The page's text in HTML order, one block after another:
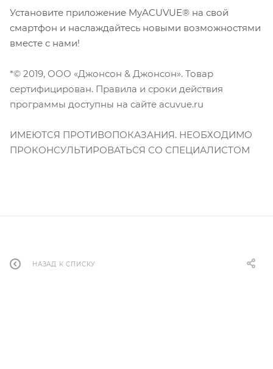
Установите приложение MyACUVUE® на свой
смартфон и наслаждайтесь новыми возможностями
вместе с нами!
*© 2019, ООО «Джонсон & Джонсон». Товар
сертифицирован. Правила и сроки действия
программы доступны на сайте acuvue.ru
ИМЕЮТСЯ ПРОТИВОПОКАЗАНИЯ. НЕОБХОДИМО
ПРОКОНСУЛЬТИРОВАТЬСЯ СО СПЕЦИАЛИСТОМ
НАЗАД К СПИСКУ